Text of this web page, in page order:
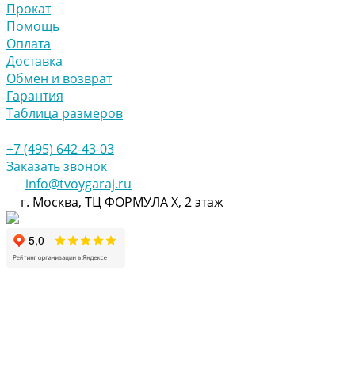
Прокат
Помощь
Оплата
Доставка
Обмен и возврат
Гарантия
Таблица размеров
+7 (495) 642-43-03
Заказать звонок
info@tvoygaraj.ru
г. Москва, ТЦ ФОРМУЛА Х, 2 этаж